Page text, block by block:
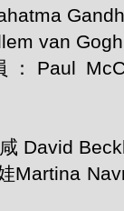
van Gogh
Paul
David
Martina